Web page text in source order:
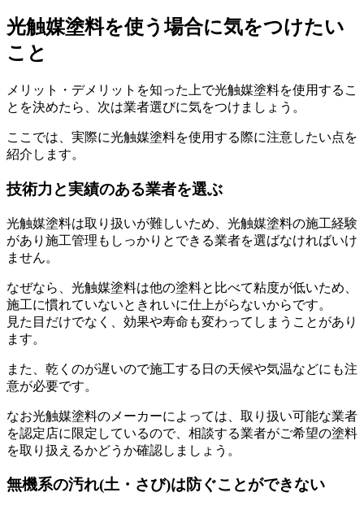
光触媒塗料を使う場合に気をつけたい
こと
メリット・デメリットを知った上で光触媒塗料を使用するこ
とを決めたら、次は業者選びに気をつけましょう。
ここでは、実際に光触媒塗料を使用する際に注意したい点を
紹介します。
技術力と実績のある業者を選ぶ
光触媒塗料は取り扱いが難しいため、光触媒塗料の施工経験
があり施工管理もしっかりとできる業者を選ばなければいけ
ません。
なぜなら、光触媒塗料は他の塗料と比べて粘度が低いため、
施工に慣れていないときれいに仕上がらないからです。
見た目だけでなく、効果や寿命も変わってしまうことがあり
ます。
また、乾くのが遅いので施工する日の天候や気温などにも注
意が必要です。
なお光触媒塗料のメーカーによっては、取り扱い可能な業者
を認定店に限定しているので、相談する業者がご希望の塗料
を取り扱えるかどうか確認しましょう。
無機系の汚れ(土・さび)は防ぐことができない